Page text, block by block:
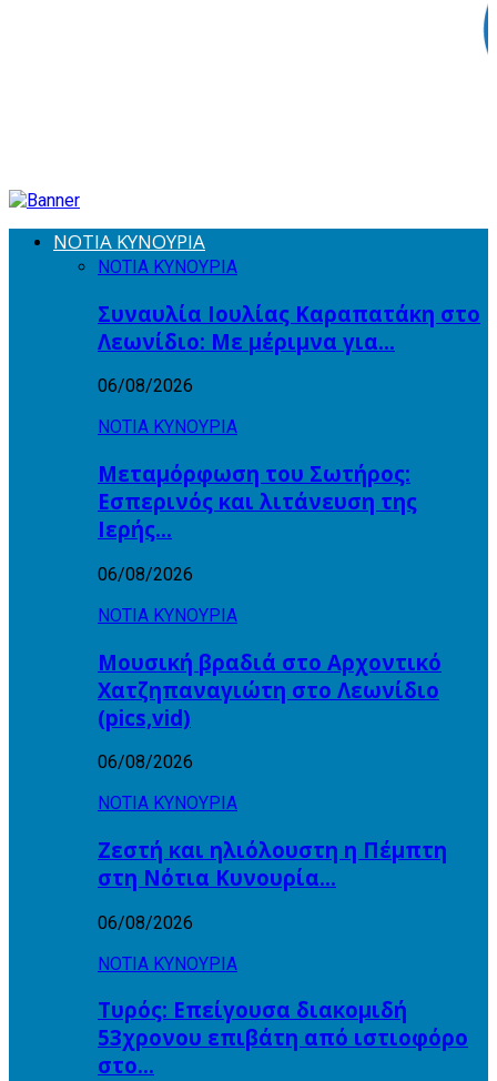
ΝΟΤΙΑ ΚΥΝΟΥΡΙΑ
ΝΟΤΙΑ ΚΥΝΟΥΡΙΑ
Συναυλία Ιουλίας Καραπατάκη στο
Λεωνίδιο: Με μέριμνα για…
06/08/2026
ΝΟΤΙΑ ΚΥΝΟΥΡΙΑ
Μεταμόρφωση του Σωτήρος:
Εσπερινός και λιτάνευση της
Ιερής…
06/08/2026
ΝΟΤΙΑ ΚΥΝΟΥΡΙΑ
Μουσική βραδιά στο Αρχοντικό
Χατζηπαναγιώτη στο Λεωνίδιο
(pics,vid)
06/08/2026
ΝΟΤΙΑ ΚΥΝΟΥΡΙΑ
Ζεστή και ηλιόλουστη η Πέμπτη
στη Νότια Κυνουρία…
06/08/2026
ΝΟΤΙΑ ΚΥΝΟΥΡΙΑ
Τυρός: Επείγουσα διακομιδή
53χρονου επιβάτη από ιστιοφόρο
στο…